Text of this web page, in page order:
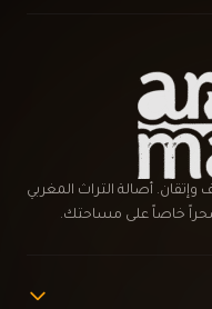
أصالة التراث المغربي
خاصاً على مساحتك.